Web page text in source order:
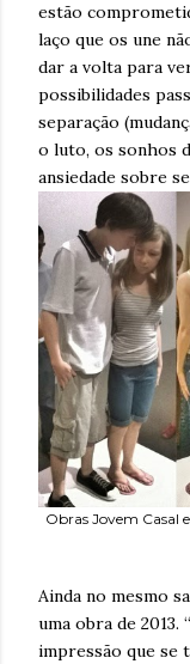
estão
laço que os une
dar a volta para
possibilidades
separação
o luto, os sonhos
ansiedade sobre
Obras Jovem Casal
Ainda no mesmo
uma obra de
impressão que se